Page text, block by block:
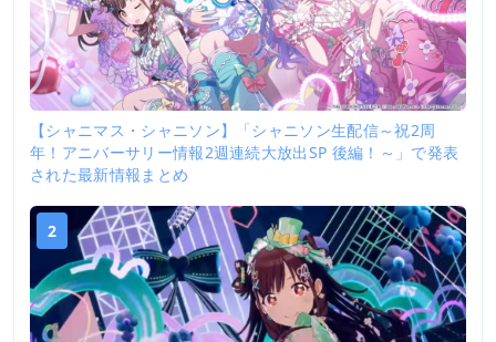
【シャニマス・シャニソン】「シャニソン生配信～祝2周
年！アニバーサリー情報2週連続大放出SP 後編！～」で発表
された最新情報まとめ
2